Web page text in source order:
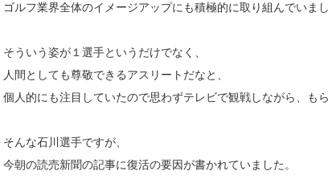
ゴルフ業界全体のイメージアップにも積極的に取り組んでいま
そういう姿が１選手というだけでなく、
人間としても尊敬できるアスリートだなと、
個人的にも注目していたので思わずテレビで観戦しながら、も
そんな石川選手ですが、
今朝の読売新聞の記事に復活の要因が書かれていました。